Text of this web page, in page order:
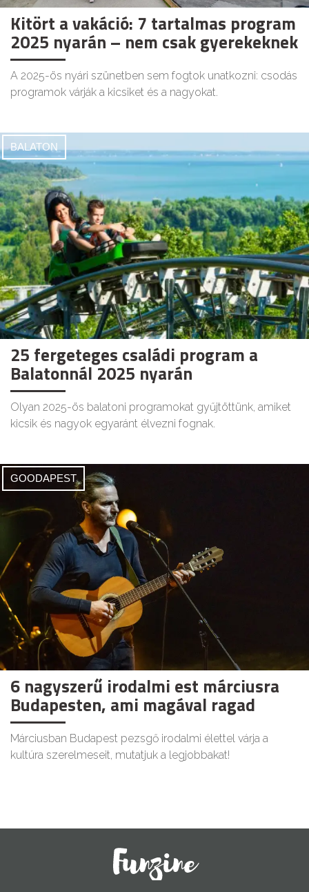
Kitört a vakáció: 7 tartalmas program
2025 nyarán – nem csak gyerekeknek
A 2025-ös nyári szünetben sem fogtok unatkozni: csodás
programok várják a kicsiket és a nagyokat.
BALATON
25 fergeteges családi program a
Balatonnál 2025 nyarán
Olyan 2025-ös balatoni programokat gyűjtöttünk, amiket
kicsik és nagyok egyaránt élvezni fognak.
GOODAPEST
6 nagyszerű irodalmi est márciusra
Budapesten, ami magával ragad
Márciusban Budapest pezsgő irodalmi élettel várja a
kultúra szerelmeseit, mutatjuk a legjobbakat!